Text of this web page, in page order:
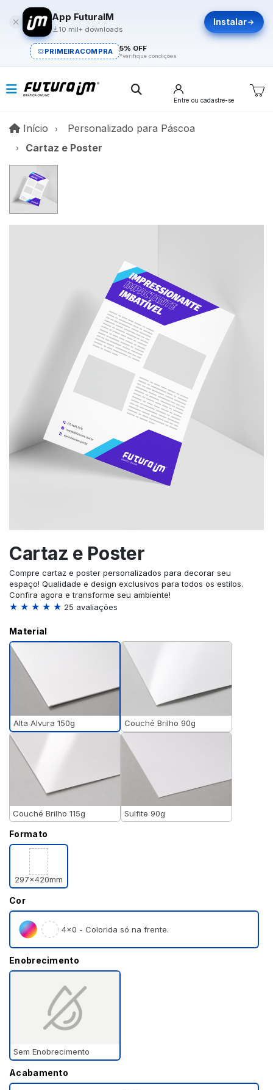
App FuturaIM
10 mil+ downloads
Instalar
PRIMEIRACOMPRA 5% OFF
*verifique condições
Entre ou cadastre-se
Início InícioPersonalizado para Páscoa​
Cartaz e Poster
Cartaz e Poster
Compre cartaz e poster personalizados para decorar seu
espaço! Qualidade e design exclusivos para todos os estilos.
Confira agora e transforme seu ambiente!
★ ★ ★ ★ ★ 25 avaliações
Material
Alta Alvura 150g Couché Brilho 90g
Couché Brilho 115g Sulfite 90g
Formato
297x420mm
Cor
4×0 - Colorida só na frente.
Enobrecimento
Sem Enobrecimento
Acabamento